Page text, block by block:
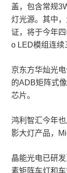
盖，包含常规
灯光源。其中
证，将于今年
o LED模组连续
京东方华灿光
的ADB矩阵式
芯片。
鸿利智汇今年
影大灯产品，
晶能光电已研
素矩阵车灯和